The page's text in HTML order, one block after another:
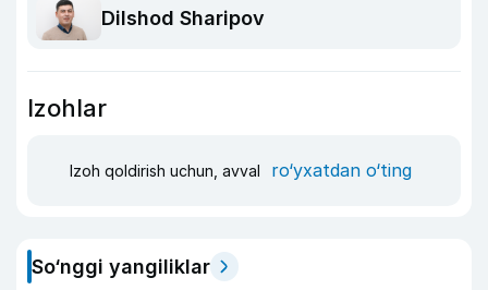
Dilshod Sharipov
Izohlar
Izoh qoldirish uchun, avval ro‘yxatdan o‘ting
So‘nggi yangiliklar